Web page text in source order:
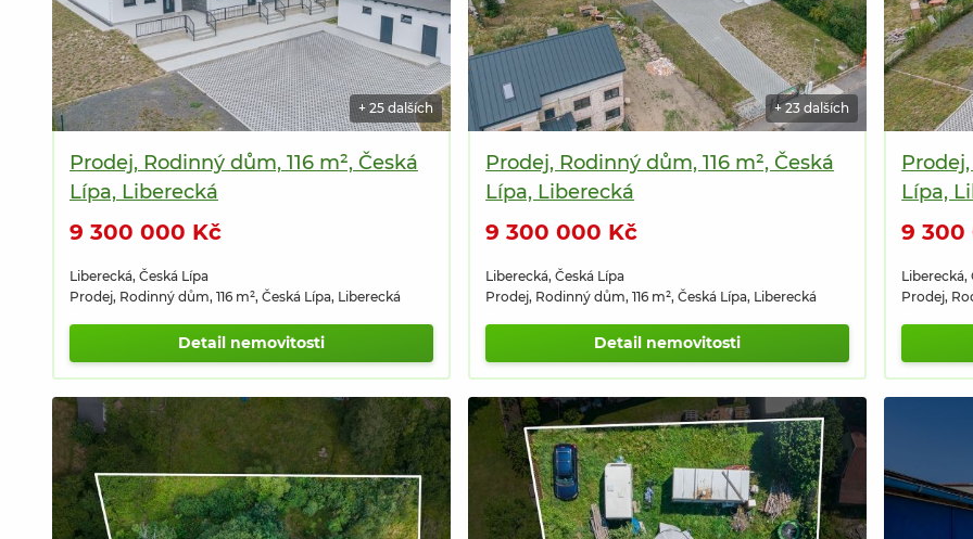
+ 25 dalších
Prodej, Rodinný dům, 116 m², Česká
Lípa, Liberecká
9 300 000 Kč
Liberecká, Česká Lípa
Prodej, Rodinný dům, 116 m², Česká Lípa, Liberecká
Detail nemovitosti
+ 23 dalších
Prodej, Rodinný dům, 116 m², Česká
Lípa, Liberecká
9 300 000 Kč
Liberecká, Česká Lípa
Prodej, Rodinný dům, 116 m², Česká Lípa, Liberecká
Detail nemovitosti
Lípa,
9 300
Liberecká,
Prodej,